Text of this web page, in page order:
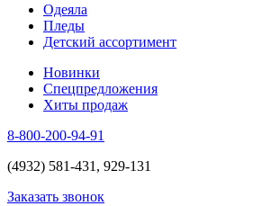
Одеяла
Пледы
Детский ассортимент
Новинки
Спецпредложения
Хиты продаж
8-800-200-94-91
(4932) 581-431, 929-131
Заказать звонок